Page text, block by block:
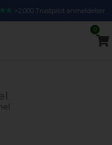
>2.000 Trustpilot anmeldelser
0